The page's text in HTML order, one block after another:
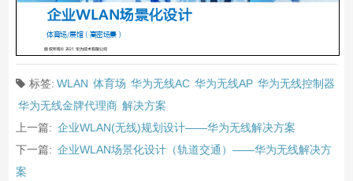
标签: WLAN 体育场 华为无线AC 华为无线AP 华为无线控制器
华为无线金牌代理商 解决方案
上一篇: 企业WLAN(无线)规划设计——华为无线解决方案
下一篇: 企业WLAN场景化设计（轨道交通）——华为无线解决方
案